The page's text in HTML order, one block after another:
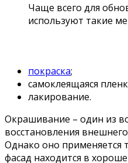
Чаще всего для
используют такие
покраска;
самоклеящаяся
лакирование.
Окрашивание – один из
восстановления
Однако оно применяется
фасад находится в